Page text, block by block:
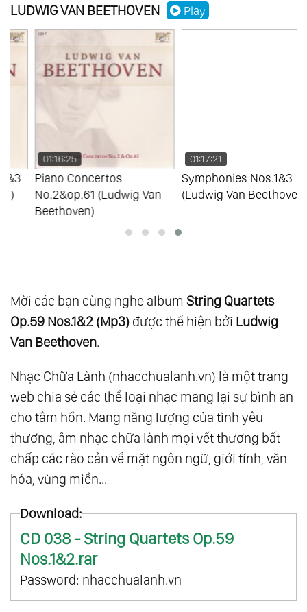
99. Fidelio (Act 1) - W. Furtwagler
100.Fidelio (Act 2) - W. Furtwagler
LUDWIG VAN BEETHOVEN Play
01:16:25
Piano Concertos
No.2&op.61 (Ludwig Van
Beethoven)
01:17:21
Symphonies Nos.1&3
(Ludwig Van Beethoven)
Mời các bạn cùng nghe album String Quartets
Op.59 Nos.1&2 (Mp3) được thể hiện bởi Ludwig
Van Beethoven.
Nhạc Chữa Lành (nhacchualanh.vn) là một trang
web chia sẻ các thể loại nhạc mang lại sự bình an
cho tâm hồn. Mang năng lượng của tình yêu
thương, âm nhạc chữa lành mọi vết thương bất
chấp các rào cản về mặt ngôn ngữ, giới tính, văn
hóa, vùng miền...
Download:
CD 038 - String Quartets Op.59
Nos.1&2.rar
Password: nhacchualanh.vn